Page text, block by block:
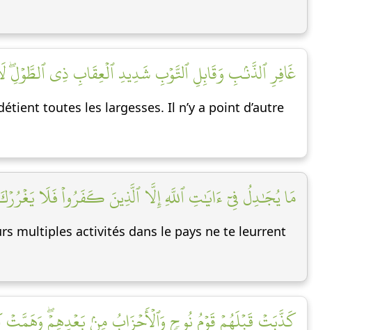
غَافِرِ ٱلذَّنۢبِ وَقَابِلِ ٱلتَّوۡبِ شَدِيدِ ٱلۡعِقَابِ ذِي ٱلطَّوۡلِۖ
toutes les largesses. Il n’y a point d’autre
مَا يُجَٰدِلُ فِيٓ ءَايَٰتِ ٱللَّهِ إِلَّا ٱلَّذِينَ كَفَرُواْ فَلَا يَغۡرُرۡكَ
multiples activités dans le pays ne te leurrent
كَذَّبَتۡ قَبۡلَهُمۡ قَوۡمُ نُوحٖ وَٱلۡأَحۡزَابُ مِنۢ بَعۡدِهِمۡۖ وَهَمَّتۡ